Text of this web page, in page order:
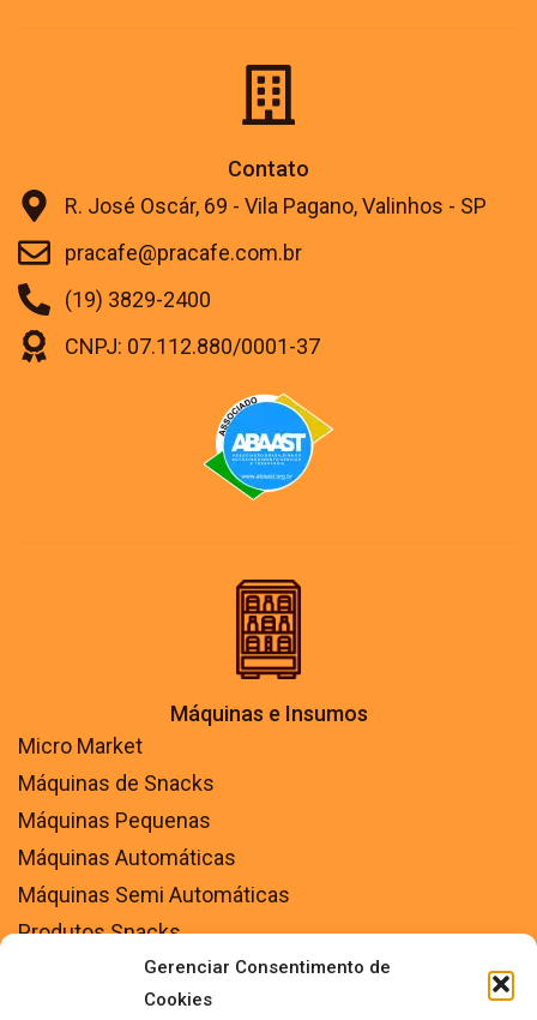
Gerenciar Consentimento de
Cookies
Contato
R. José Oscár, 69 - Vila Pagano, Valinhos - SP
pracafe@pracafe.com.br
(19) 3829-2400
CNPJ: 07.112.880/0001-37
Máquinas e Insumos
Micro Market
Máquinas de Snacks
Máquinas Pequenas
Máquinas Automáticas
Máquinas Semi Automáticas
Produtos Snacks
Insumos diversos